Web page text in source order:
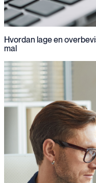
Hvordan lage en
mal